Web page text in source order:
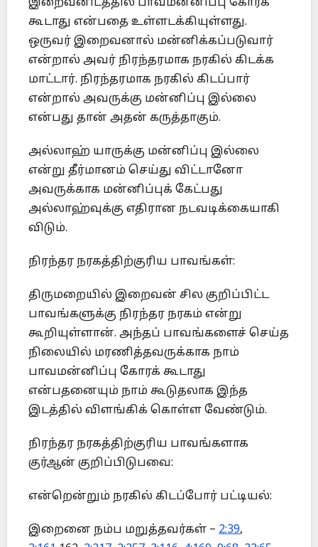
கூடாது என்பதை உள்ளடக்கியுள்ளது.
ஒருவர் இறைவனால் மன்னிக்கப்படுவார்
என்றால் அவர் நிரந்தரமாக நரகில் கிடக்க
மாட்டார். நிரந்தரமாக நரகில் கிடப்பார்
என்றால் அவருக்கு மன்னிப்பு இல்லை
என்பது தான் அதன் கருத்தாகும்.
அல்லாஹ் யாருக்கு மன்னிப்பு இல்லை
என்று தீர்மானம் செய்து விட்டானோ
அவருக்காக மன்னிப்புக் கேட்பது
அல்லாஹ்வுக்கு எதிரான நடவடிக்கையாகி
விடும்.
நிரந்தர நரகத்திற்குரிய பாவங்கள்:
திருமறையில் இறைவன் சில குறிப்பிட்ட
பாவங்களுக்கு நிரந்தர நரகம் என்று
கூறியுள்ளான். அந்தப் பாவங்களைச் செய்த
நிலையில் மரணித்தவருக்காக நாம்
பாவமன்னிப்பு கோரக் கூடாது
என்பதனையும் நாம் கூடுதலாக இந்த
இடத்தில் விளங்கிக் கொள்ள வேண்டும்.
நிரந்தர நரகத்திற்குரிய பாவங்களாக
குர்ஆன் குறிப்பிடுபவை:
என்றென்றும் நரகில் கிடப்போர் பட்டியல்:
இறைனை நம்ப மறுத்தவர்கள் – 2:39,